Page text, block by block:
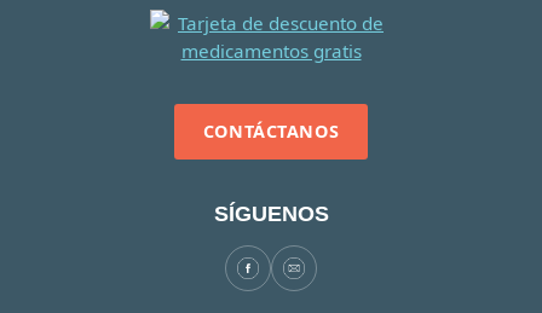
CONTÁCTANOS
SÍGUENOS